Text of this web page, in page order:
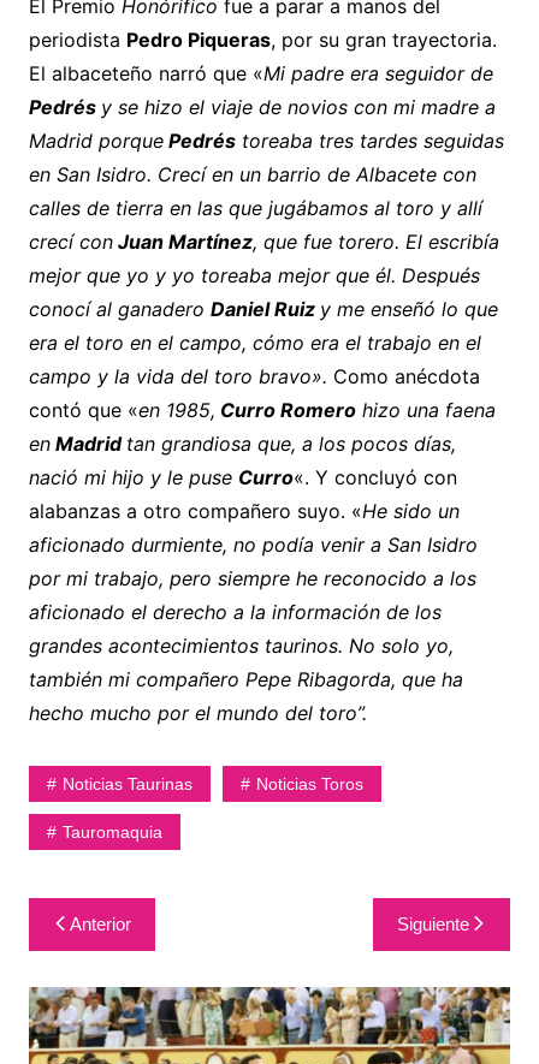
El Premio Honórifico fue a parar a manos del
periodista Pedro Piqueras, por su gran trayectoria.
El albaceteño narró que «Mi padre era seguidor de
Pedrés y se hizo el viaje de novios con mi madre a
Madrid porquePedréstoreaba tres tardes seguidas
en San Isidro. Crecí en un barrio de Albacete con
calles de tierra en las que jugábamos al toro y allí
crecí conJuan Martínez, que fue torero. El escribía
mejor que yo y yo toreaba mejor que él. Después
conocí al ganadero Daniel Ruiz y me enseñó lo que
era el toro en el campo, cómo era el trabajo en el
campo y la vida del toro bravo». Como anécdota
contó que «en 1985, Curro Romerohizo una faena
enMadrid tan grandiosa que, a los pocos días,
nació mi hijo y le puse Curro«. Y concluyó con
alabanzas a otro compañero suyo. «He sido un
aficionado durmiente, no podía venir a San Isidro
por mi trabajo, pero siempre he reconocido a los
aficionado el derecho a la información de los
grandes acontecimientos taurinos. No solo yo,
también mi compañero Pepe Ribagorda, que ha
hecho mucho por el mundo del toro”.
Noticias Taurinas Noticias Toros
Tauromaquia
Navegación
de
entradas
Anterior Siguiente